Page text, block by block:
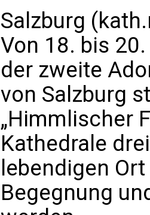
Salzburg
Von 18. bis
der zweite
von Salzburg
„Himmlischer
Kathedrale
lebendigen
Begegnung